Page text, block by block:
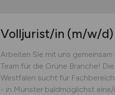
Volljurist/in (m/w/d)
Arbeiten Sie mit uns
Team für die Grüne Branche!
Westfalen sucht für
- in Münster baldmöglichst